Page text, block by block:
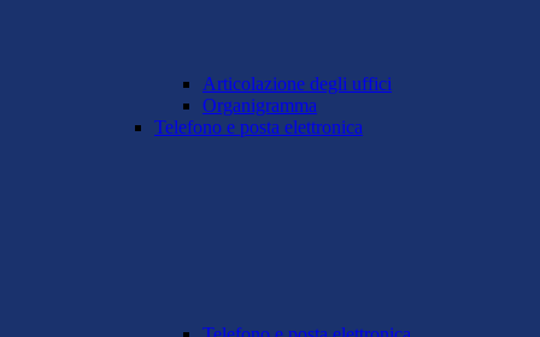
Articolazione degli uffici
Organigramma
Telefono e posta elettronica